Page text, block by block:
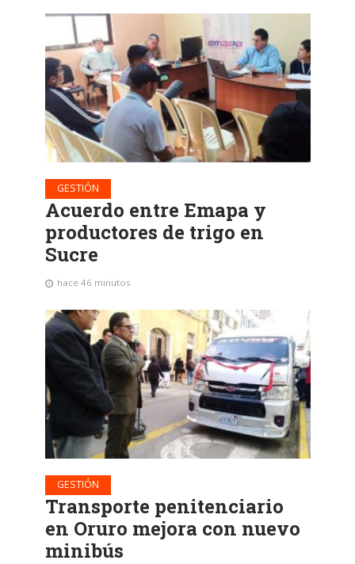
GESTIÓN
Acuerdo entre Emapa y
productores de trigo en
Sucre
hace 46 minutos
GESTIÓN
Transporte penitenciario
en Oruro mejora con nuevo
minibús